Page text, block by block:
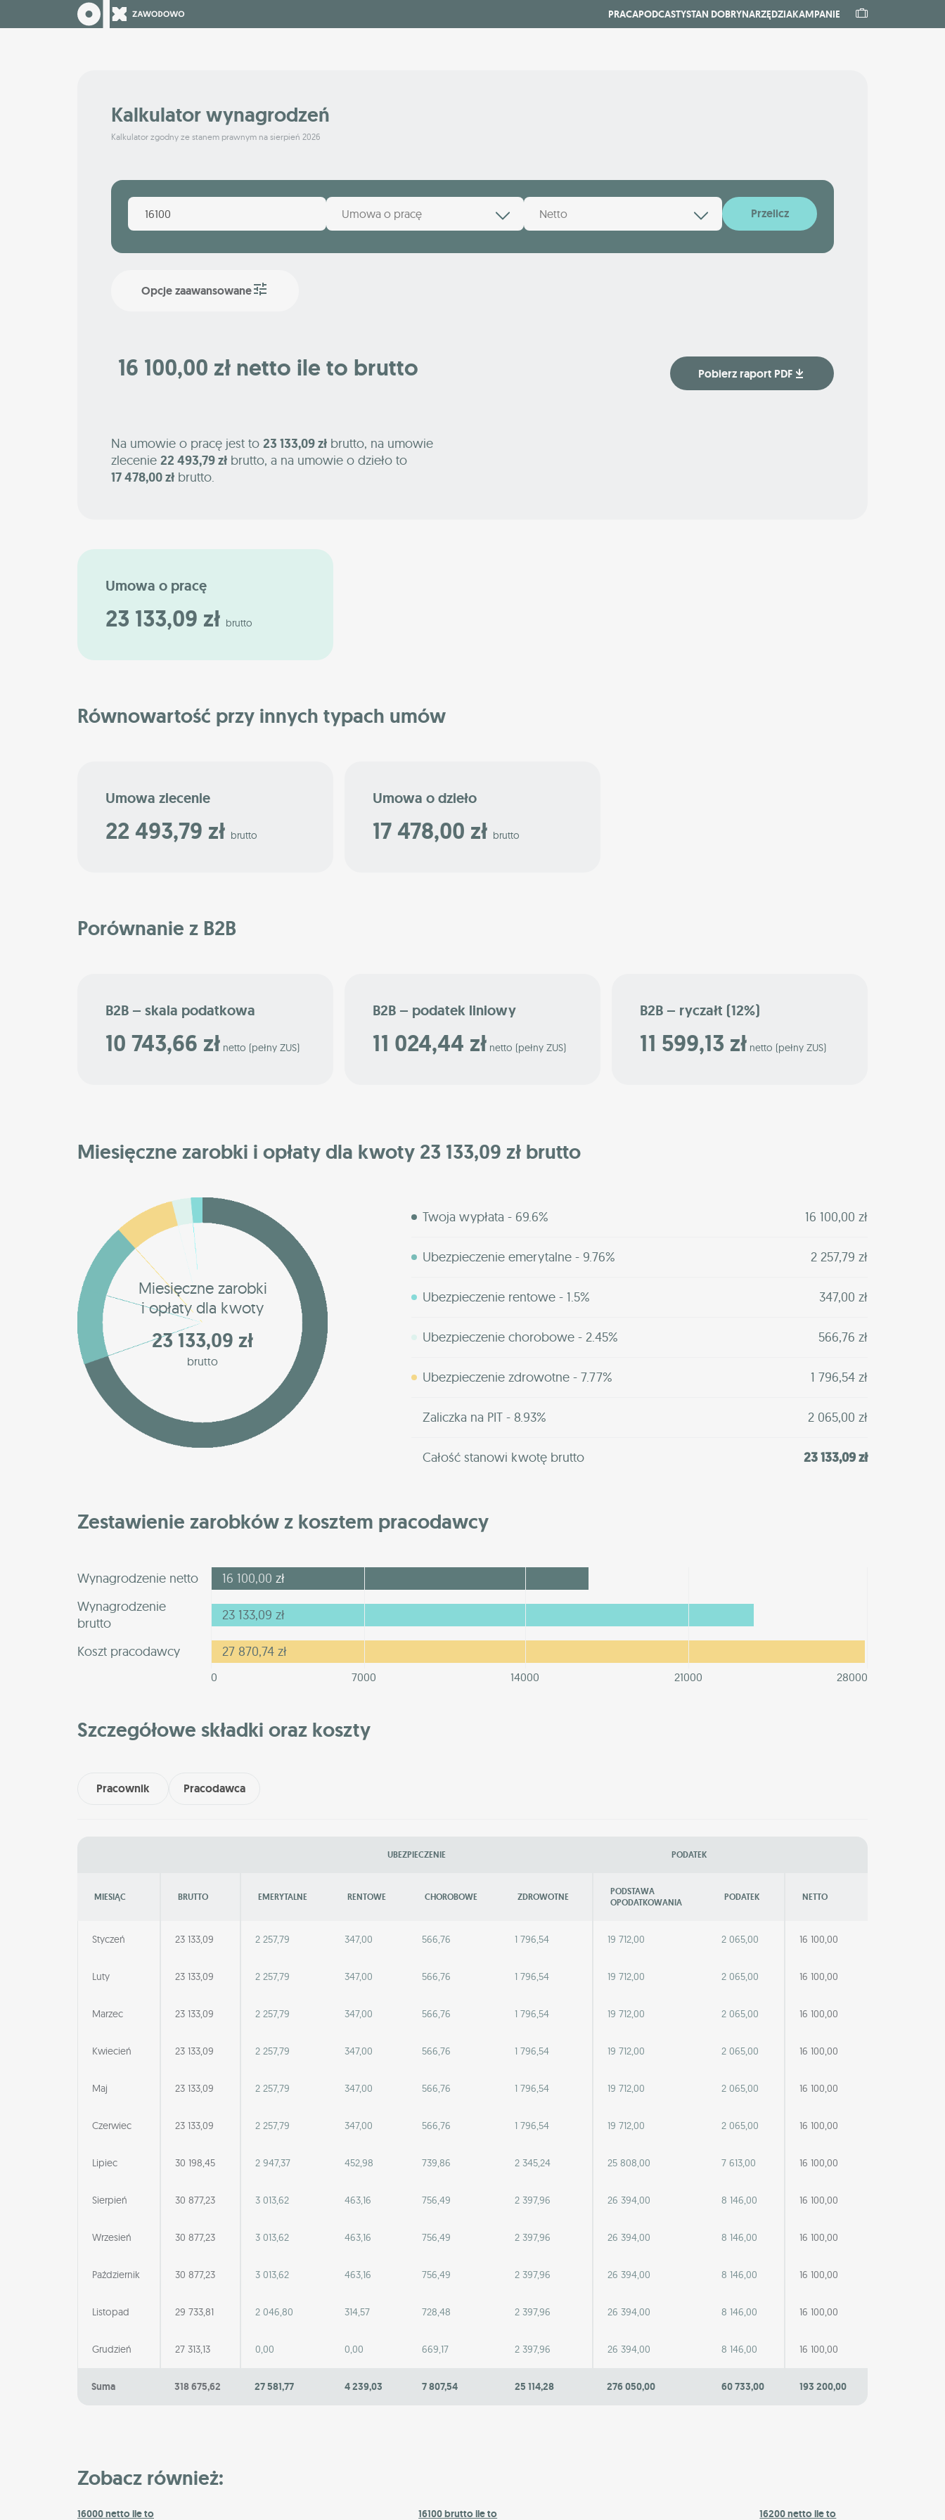
PRACAPODCASTYSTAN DOBRYNARZĘDZIAKAMPANIE
Kalkulator wynagrodzeń
Kalkulator zgodny ze stanem prawnym na sierpień 2026
Umowa o pracę Netto Przelicz
Opcje zaawansowane
16 100,00 zł netto ile to brutto Pobierz raport PDF
Na umowie o pracę jest to 23 133,09 zł brutto, na umowie
zlecenie 22 493,79 zł brutto, a na umowie o dzieło to
17 478,00 zł brutto.
Umowa o pracę
23 133,09 zł brutto
Równowartość przy innych typach umów
Umowa zlecenie
22 493,79 zł brutto
Umowa o dzieło
17 478,00 zł brutto
Porównanie z B2B
B2B – skala podatkowa
10 743,66 zł netto (pełny ZUS)
B2B – podatek liniowy
11 024,44 zł netto (pełny ZUS)
B2B – ryczałt (12%)
11 599,13 zł netto (pełny ZUS)
Miesięczne zarobki i opłaty dla kwoty 23 133,09 zł brutto
Miesięczne zarobki
i opłaty dla kwoty
23 133,09 zł
brutto
Twoja wypłata - 69.6% 16 100,00 zł
Ubezpieczenie emerytalne - 9.76% 2 257,79 zł
Ubezpieczenie rentowe - 1.5% 347,00 zł
Ubezpieczenie chorobowe - 2.45% 566,76 zł
Ubezpieczenie zdrowotne - 7.77% 1 796,54 zł
Zaliczka na PIT - 8.93% 2 065,00 zł
Całość stanowi kwotę brutto 23 133,09 zł
Zestawienie zarobków z kosztem pracodawcy
Wynagrodzenie netto 16 100,00 zł
Wynagrodzenie
brutto
23 133,09 zł
Koszt pracodawcy 27 870,74 zł
0 7000 14000 21000 28000
Szczegółowe składki oraz koszty
Pracownik Pracodawca
UBEZPIECZENIE PODATEK
MIESIĄC BRUTTO EMERYTALNE RENTOWE CHOROBOWE ZDROWOTNE
PODSTAWA
OPODATKOWANIA
PODATEK NETTO
Styczeń 23 133,09 2 257,79 347,00 566,76 1 796,54 19 712,00 2 065,00 16 100,00
Luty 23 133,09 2 257,79 347,00 566,76 1 796,54 19 712,00 2 065,00 16 100,00
Marzec 23 133,09 2 257,79 347,00 566,76 1 796,54 19 712,00 2 065,00 16 100,00
Kwiecień 23 133,09 2 257,79 347,00 566,76 1 796,54 19 712,00 2 065,00 16 100,00
Maj 23 133,09 2 257,79 347,00 566,76 1 796,54 19 712,00 2 065,00 16 100,00
Czerwiec 23 133,09 2 257,79 347,00 566,76 1 796,54 19 712,00 2 065,00 16 100,00
Lipiec 30 198,45 2 947,37 452,98 739,86 2 345,24 25 808,00 7 613,00 16 100,00
Sierpień 30 877,23 3 013,62 463,16 756,49 2 397,96 26 394,00 8 146,00 16 100,00
Wrzesień 30 877,23 3 013,62 463,16 756,49 2 397,96 26 394,00 8 146,00 16 100,00
Październik 30 877,23 3 013,62 463,16 756,49 2 397,96 26 394,00 8 146,00 16 100,00
Listopad 29 733,81 2 046,80 314,57 728,48 2 397,96 26 394,00 8 146,00 16 100,00
Grudzień 27 313,13 0,00 0,00 669,17 2 397,96 26 394,00 8 146,00 16 100,00
Suma 318 675,62 27 581,77 4 239,03 7 807,54 25 114,28 276 050,00 60 733,00 193 200,00
Zobacz również:
16000 netto ile to 16100 brutto ile to 16200 netto ile to